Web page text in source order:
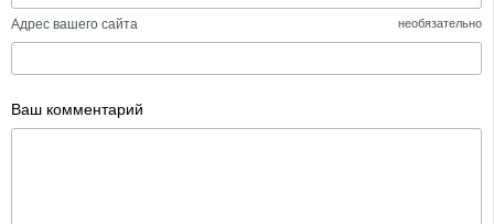
Адрес вашего сайта необязательно
Ваш комментарий